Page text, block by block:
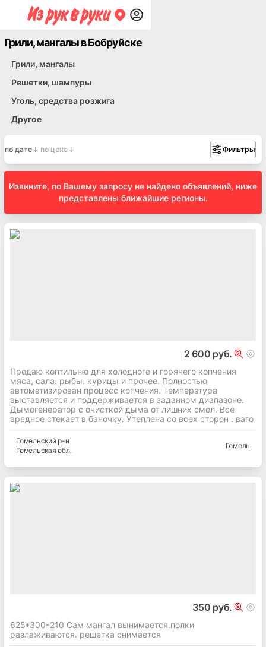
Грили, мангалы в Бобруйске
Грили, мангалы
Решетки, шампуры
Уголь, средства розжига
Другое
по дате по цене Фильтры
Извините, по Вашему запросу не найдено объявлений, ниже
представлены ближайшие регионы.
2 600 руб.
Продаю коптильню для холодного и горячего копчения
мяса, сала. рыбы. курицы и прочее. Полностью
автоматизирован процесс копчения. Температура
выставляется и поддерживается в заданном диапазоне.
Дымогенератор с очисткой дыма от лишних смол. Все
вредное стекает в баночку. Утеплена со всех сторон : ваго
Гомельскийр-н
Гомельская обл.
Гомель
350 руб.
625*300*210 Сам мангал вынимается.полки
разлаживаются. решетка снимается